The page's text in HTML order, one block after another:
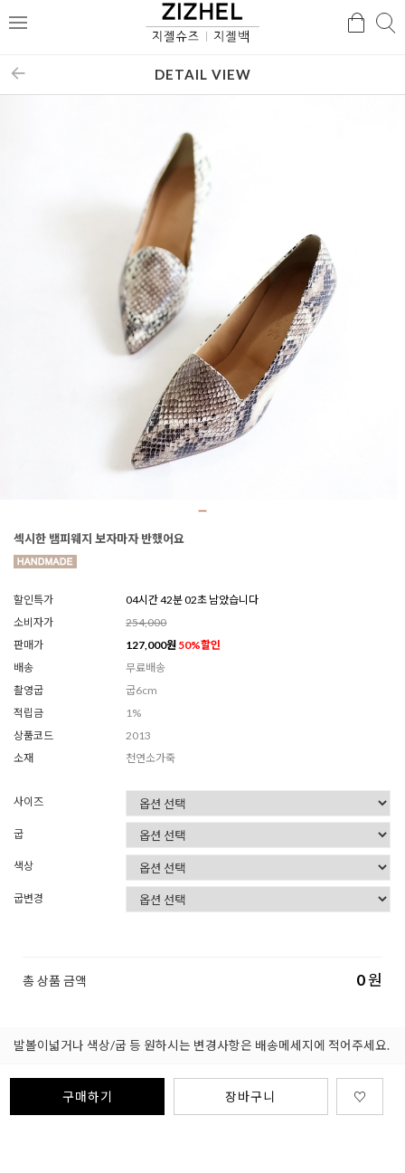
메
검
DETAIL VIEW
섹시한 뱀피웨지 보자마자 반했어요
할인특가
04시간 41분 59초 남았습니다
소비자가
254,000
판매가
127,000원 50%할인
배송
무료배송
촬영굽
굽6cm
적립금
1%
상품코드
2013
소재
천연소가죽
사이즈
굽
색상
굽변경
총 상품 금액 0원
발볼이넓거나 색상/굽 등 원하시는 변경사항은 배송메세지에 적어주세요.
구매하기 장바구니 ♡